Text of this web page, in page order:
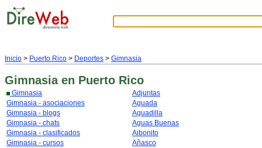
Inicio > Puerto Rico > Deportes > Gimnasia
Gimnasia en Puerto Rico
Gimnasia
Gimnasia - asociaciones
Gimnasia - blogs
Gimnasia - chats
Gimnasia - clasificados
Gimnasia - cursos
Adjuntas
Aguada
Aguadilla
Aguas Buenas
Aibonito
Añasco